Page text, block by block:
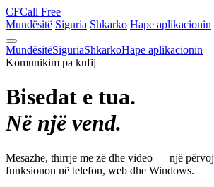
CFCall Free
Mundësitë Siguria Shkarko Hape aplikacionin
MundësitëSiguriaShkarkoHape aplikacionin
Komunikim pa kufij
Bisedat e tua.
Në një vend.
Mesazhe, thirrje me zë dhe video — një
funksionon në telefon, web dhe Windows.